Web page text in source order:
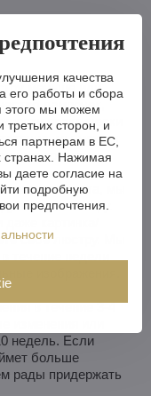
меньше или
лампочек,
практически
мы можем
проекту.
ассортимента, мы
люстру.
себе люстру. Мы
течение недели
в течение 3-4
недель. Если
больше
рады придержать
качества
его работы и сбора
этого мы можем
третьих сторон, и
партнерам в ЕС,
Нажимая
даете согласие на
подробную
предпочтения.